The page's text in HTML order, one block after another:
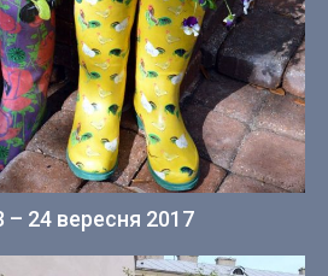
– 24 вересня 2017